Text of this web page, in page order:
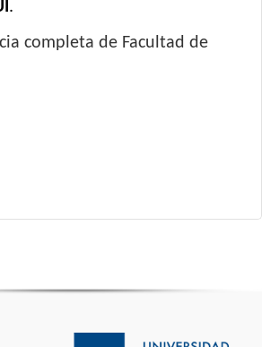
.
completa de Facultad de